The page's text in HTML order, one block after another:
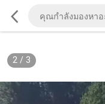
2/ 3